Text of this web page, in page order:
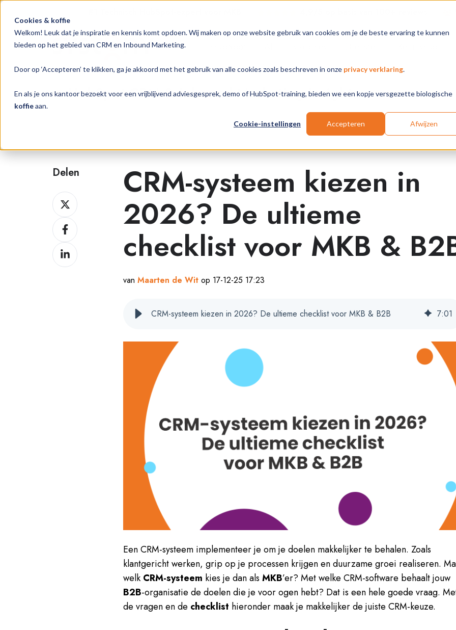
Cookies & koffie
Welkom! Leuk dat je inspiratie en kennis komt opdoen. Wij maken op onze website gebruik van cookies om je de beste ervaring te kunnen
bieden op het gebied van CRM en Inbound Marketing.
Door op ‘Accepteren’ te klikken, ga je akkoord met het gebruik van alle cookies zoals beschreven in onze privacy verklaring.
En als je ons kantoor bezoekt voor een vrijblijvend adviesgesprek, demo of HubSpot-training, bieden we een kopje versgezette biologische
koffieaan.
Cookie-instellingen Accepteren Afwijzen
HubSpot CRM & Inbound Marketing Insights
Delen
Delen
op
Twitter
Delen
op
Facebook
Delen
op
CRM-systeem kiezen in
2026? De ultieme
checklist voor MKB &
vanMaarten de Wit op 17-12-25 17:23
CRM-systeem kiezen in 2026? De ultieme checklist voor MKB & B2B 7:01
Een CRM-systeem implementeer je om je doelen makkelijker te behalen. Zoals
klantgericht werken, grip op je processen krijgen en duurzame groei realiseren.
welk CRM-systeem kies je dan alsMKB’er? Met welke CRM-software behaalt jouw
B2B-organisatie de doelen die je voor ogen hebt? Dat is een hele goede vraag.
de vragen en de checklist hieronder maak je makkelijker de juiste CRM-keuze.